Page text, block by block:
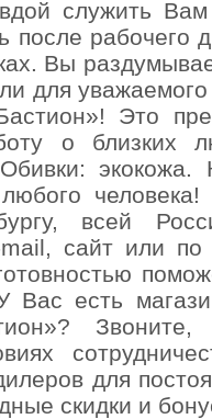
служить
после рабочего
Вы
для
Это
о близких
экокожа.
человека!
всей
сайт или по
есть
для
скидки и